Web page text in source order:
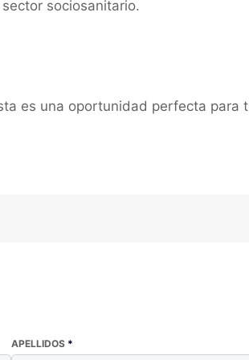
sociosanitario.
es una oportunidad perfecta para
APELLIDOS *